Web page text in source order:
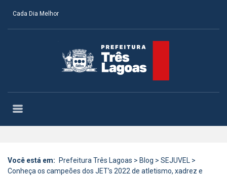
Cada Dia Melhor
Você está em: Prefeitura Três Lagoas > Blog > SEJUVEL >
Conheça os campeões dos JET’s 2022 de atletismo, xadrez e